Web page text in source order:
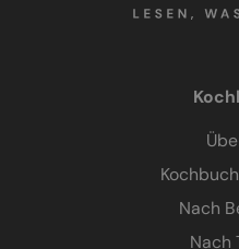
Nach
Nach